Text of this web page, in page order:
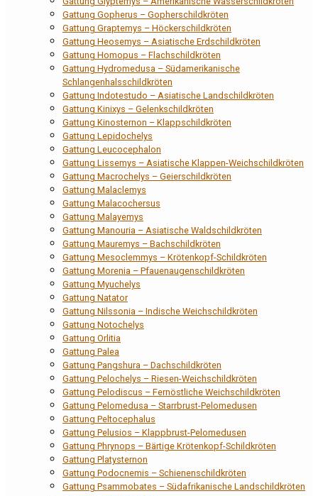
Gattung Gopherus – Gopherschildkröten
Gattung Graptemys – Höckerschildkröten
Gattung Heosemys – Asiatische Erdschildkröten
Gattung Homopus – Flachschildkröten
Gattung Hydromedusa – Südamerikanische
Schlangenhalsschildkröten
Gattung Indotestudo – Asiatische Landschildkröten
Gattung Kinixys – Gelenkschildkröten
Gattung Kinosternon – Klappschildkröten
Gattung Lepidochelys
Gattung Leucocephalon
Gattung Lissemys – Asiatische Klappen-Weichschildkröten
Gattung Macrochelys – Geierschildkröten
Gattung Malaclemys
Gattung Malacochersus
Gattung Malayemys
Gattung Manouria – Asiatische Waldschildkröten
Gattung Mauremys – Bachschildkröten
Gattung Mesoclemmys – Krötenkopf-Schildkröten
Gattung Morenia – Pfauenaugenschildkröten
Gattung Myuchelys
Gattung Natator
Gattung Nilssonia – Indische Weichschildkröten
Gattung Notochelys
Gattung Orlitia
Gattung Palea
Gattung Pangshura – Dachschildkröten
Gattung Pelochelys – Riesen-Weichschildkröten
Gattung Pelodiscus – Fernöstliche Weichschildkröten
Gattung Pelomedusa – Starrbrust-Pelomedusen
Gattung Peltocephalus
Gattung Pelusios – Klappbrust-Pelomedusen
Gattung Phrynops – Bärtige Krötenkopf-Schildkröten
Gattung Platysternon
Gattung Podocnemis – Schienenschildkröten
Gattung Psammobates – Südafrikanische Landschildkröten